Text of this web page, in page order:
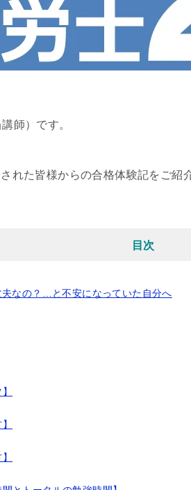
師）です。
れた皆様からの合格体験記をご紹
目次
なの？…と不安になっていた自分へ